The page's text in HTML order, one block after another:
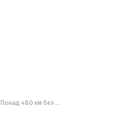
Понад 480 км без підзарядки: що відомо про повністю електричний Land Rover Defender